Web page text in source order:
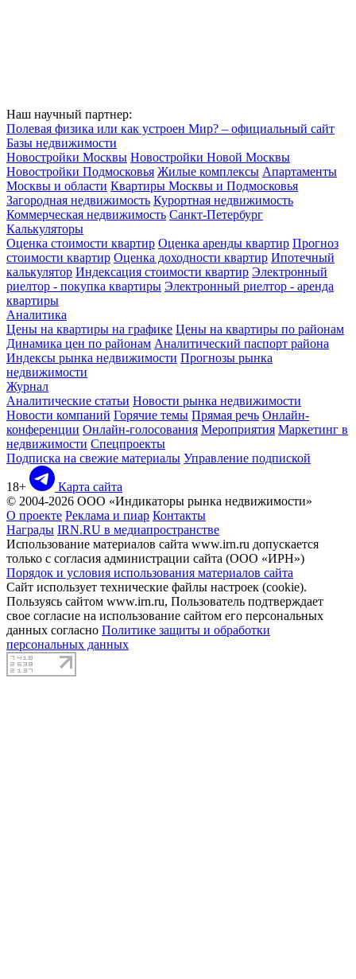
Наш научный партнер:
Полевая физика или как устроен Мир? – официальный сайт
Базы недвижимости
Новостройки Москвы Новостройки Новой Москвы
Новостройки Подмосковья Жилые комплексы Апартаменты
Москвы и области Квартиры Москвы и Подмосковья
Загородная недвижимость Курортная недвижимость
Коммерческая недвижимость Санкт-Петербург
Калькуляторы
Оценка стоимости квартир Оценка аренды квартир Прогноз
стоимости квартир Оценка доходности квартир Ипотечный
калькулятор Индексация стоимости квартир Электронный
риелтор - покупка квартиры Электронный риелтор - аренда
квартиры
Аналитика
Цены на квартиры на графике Цены на квартиры по районам
Динамика цен по районам Аналитический паспорт района
Индексы рынка недвижимости Прогнозы рынка
недвижимости
Журнал
Аналитические статьи Новости рынка недвижимости
Новости компаний Горячие темы Прямая речь Онлайн-
конференции Онлайн-голосования Мероприятия Маркетинг в
недвижимости Спецпроекты
Подписка на свежие материалы Управление подпиской
18+
Карта сайта
© 2004-2026 ООО «Индикаторы рынка недвижимости»
О проекте Реклама и пиар Контакты
Награды IRN.RU в медиапространстве
Использование материалов сайта www.irn.ru допускается
только с согласия администрации сайта (ООО «ИРН»)
Порядок и условия использования материалов сайта
Сайт использует технические файлы настроек (cookie).
Пользуясь сайтом www.irn.ru, Пользователь подтверждает
свое согласие на использование сайтом его персональных
данных согласно Политике защиты и обработки
персональных данных